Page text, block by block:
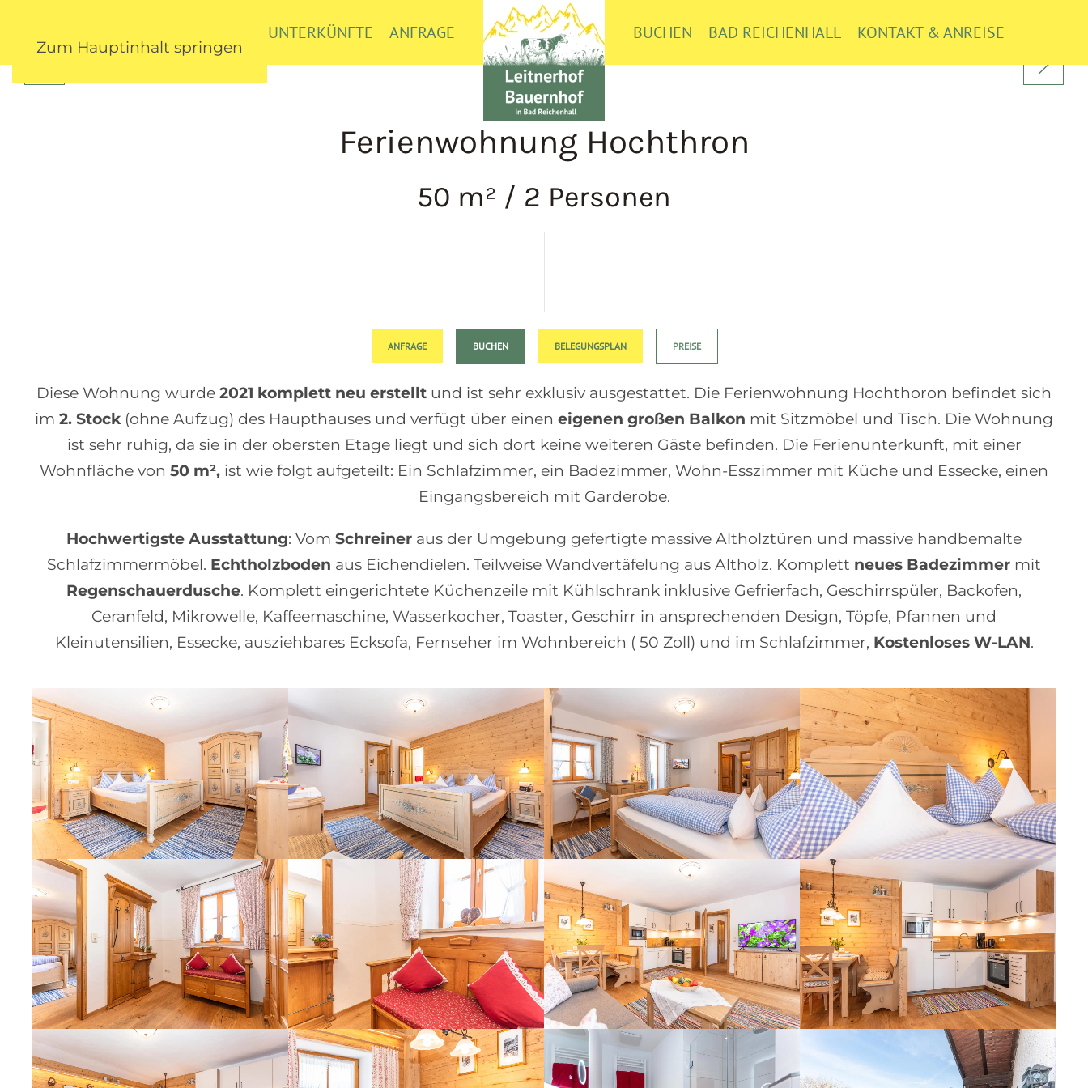
Zum Hauptinhalt springen
UNTERKÜNFTE ANFRAGE BUCHEN BAD REICHENHALL KONTAKT & ANREISE
Ferienwohnung Hochthron
50 m² / 2 Personen
ANFRAGE BUCHEN BELEGUNGSPLAN PREISE
Diese Wohnung wurde 2021 komplett neu erstellt und ist sehr exklusiv ausgestattet. Die Ferienwohnung Hochthoron befindet sich
im 2. Stock(ohne Aufzug) des Haupthauses und verfügt über einen eigenen großen Balkon mit Sitzmöbel und Tisch. Die Wohnung
ist sehr ruhig, da sie in der obersten Etage liegt und sich dort keine weiteren Gäste befinden. Die Ferienunterkunft, mit einer
Wohnfläche von 50 m², ist wie folgt aufgeteilt: Ein Schlafzimmer, ein Badezimmer, Wohn-Esszimmer mit Küche und Essecke, einen
Eingangsbereich mit Garderobe.
Hochwertigste Ausstattung: Vom Schreiner aus der Umgebung gefertigte massive Altholztüren und massive handbemalte
Schlafzimmermöbel. Echtholzboden aus Eichendielen. Teilweise Wandvertäfelung aus Altholz. Komplett neues Badezimmer mit
Regenschauerdusche. Komplett eingerichtete Küchenzeile mit Kühlschrank inklusive Gefrierfach, Geschirrspüler, Backofen,
Ceranfeld, Mikrowelle, Kaffeemaschine, Wasserkocher, Toaster, Geschirr in ansprechenden Design, Töpfe, Pfannen und
Kleinutensilien, Essecke, ausziehbares Ecksofa, Fernseher im Wohnbereich ( 50 Zoll) und im Schlafzimmer, Kostenloses W-LAN.